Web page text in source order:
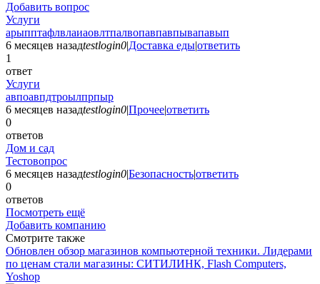
Добавить вопрос
Услуги
арыпптафлвлаиаовлтпалвопавпавпывапавып
6 месяцев назадtestlogin0|Доставка еды|ответить
1
ответ
Услуги
авпоавпдтроылпрпыр
6 месяцев назадtestlogin0|Прочее|ответить
0
ответов
Дом и сад
Тестовопрос
6 месяцев назадtestlogin0|Безопасность|ответить
0
ответов
Посмотреть ещё
Добавить компанию
Смотрите также
Обновлен обзор магазинов компьютерной техники. Лидерами
по ценам стали магазины: СИТИЛИНК, Flash Computers,
Yoshop